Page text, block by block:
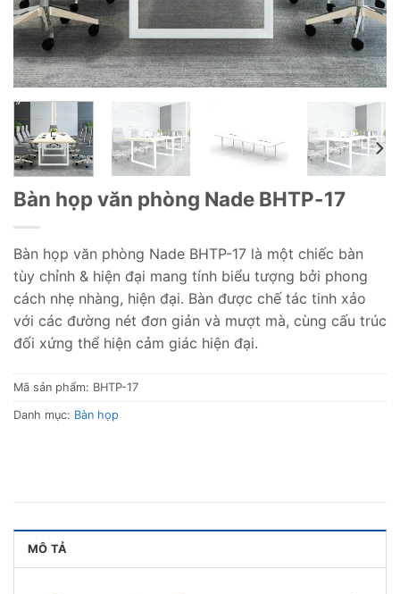
Bàn họp văn phòng Nade BHTP-17
Bàn họp văn phòng Nade BHTP-17 là một chiếc bàn
tùy chỉnh & hiện đại mang tính biểu tượng bởi phong
cách nhẹ nhàng, hiện đại. Bàn được chế tác tinh xảo
với các đường nét đơn giản và mượt mà, cùng cấu trúc
đối xứng thể hiện cảm giác hiện đại.
Mã sản phẩm: BHTP-17
Danh mục: Bàn họp
MÔ TẢ